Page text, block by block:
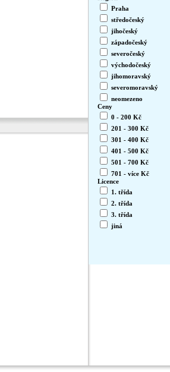
Praha
středočeský
jihočeský
západočeský
severočeský
východočeský
jihomoravský
severomoravský
neomezeno
Ceny
0 - 200 Kč
201 - 300 Kč
301 - 400 Kč
401 - 500 Kč
501 - 700 Kč
701 - více Kč
Licence
1. třída
2. třída
3. třída
jiná